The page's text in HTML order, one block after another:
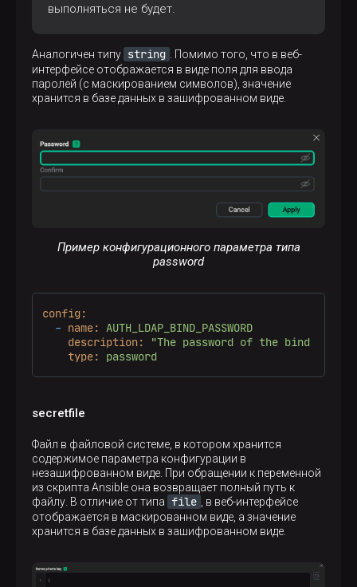
выполняться не будет.
Аналогичен типу string
. Помимо того, что в веб-
интерфейсе отображается в виде поля для ввода
паролей (с маскированием символов), значение
хранится в базе данных в зашифрованном виде.
Пример конфигурационного параметра типа
password
config:
- name: AUTH_LDAP_BIND_PASSWORD
description:
"The password of the bind user"
type:
password
secretfile
Файл в файловой системе, в котором хранится
содержимое параметра конфигурации в
незашифрованном виде. При обращении к переменной
из скрипта Ansible она возвращает полный путь к
файлу. В отличие от типа file , в веб-интерфейсе
отображается в маскированном виде, а значение
хранится в базе данных в зашифрованном виде.